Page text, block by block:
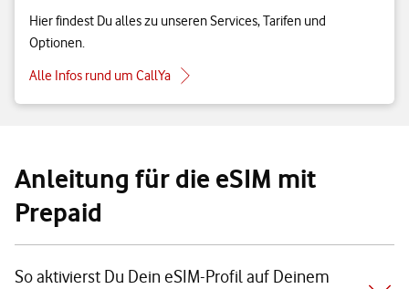
Hier findest Du alles zu unseren Services, Tarifen und
Optionen.
Alle Infos rund um CallYa
Anleitung für die eSIM mit
Prepaid
So aktivierst Du Dein eSIM-Profil auf Deinem